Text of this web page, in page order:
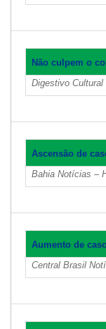
Não culpem o
Digestivo
Ascensão de
Bahia Notícias –
Aumento de
Central Brasil